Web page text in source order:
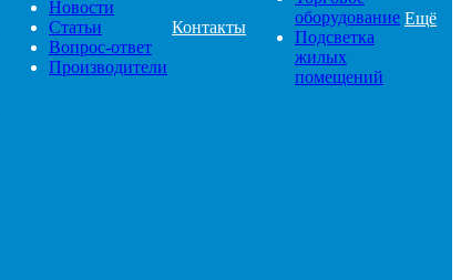
Новости
Статьи
Вопрос-ответ
Производители
Контакты
оборудование
Подсветка
жилых
помещений
Ещё